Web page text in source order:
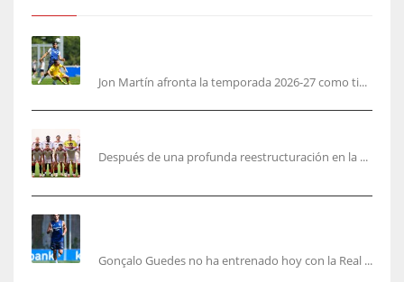
Jon Martín afronta la temporada 2026-27 como ti...
Después de una profunda reestructuración en la ...
Gonçalo Guedes no ha entrenado hoy con la Real ...